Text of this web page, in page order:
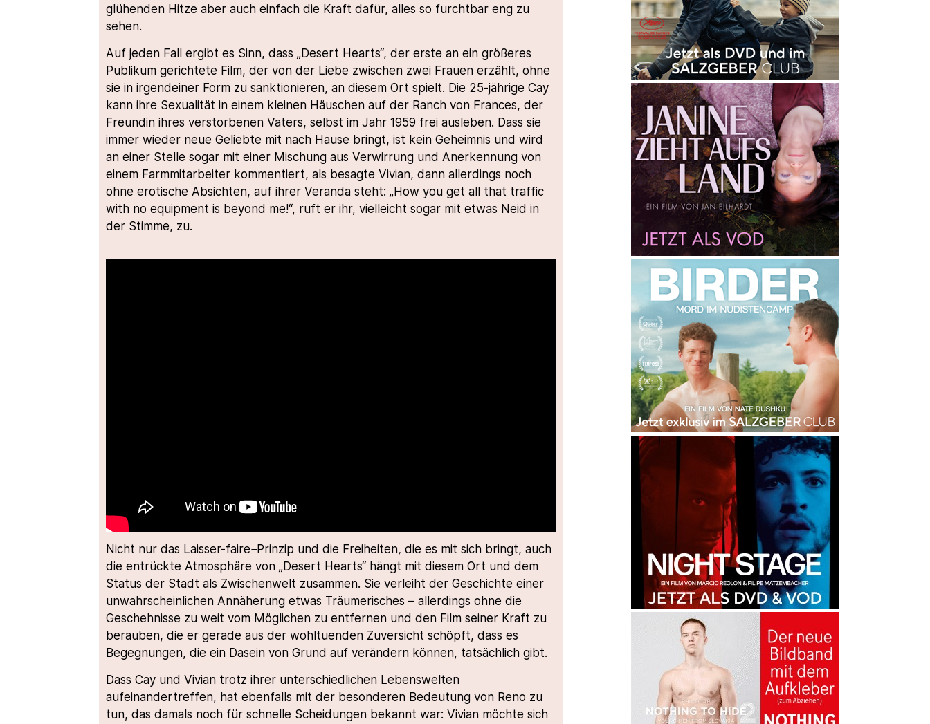
glühenden Hitze aber auch einfach die Kraft dafür, alles so furchtbar eng zu
sehen.
Auf jeden Fall ergibt es Sinn, dass „Desert Hearts“, der erste an ein größeres
Publikum gerichtete Film, der von der Liebe zwischen zwei Frauen erzählt, ohne
sie in irgendeiner Form zu sanktionieren, an diesem Ort spielt. Die 25-jährige Cay
kann ihre Sexualität in einem kleinen Häuschen auf der Ranch von Frances, der
Freundin ihres verstorbenen Vaters, selbst im Jahr 1959 frei ausleben. Dass sie
immer wieder neue Geliebte mit nach Hause bringt, ist kein Geheimnis und wird
an einer Stelle sogar mit einer Mischung aus Verwirrung und Anerkennung von
einem Farmmitarbeiter kommentiert, als besagte Vivian, dann allerdings noch
ohne erotische Absichten, auf ihrer Veranda steht: „How you get all that traffic
with no equipment is beyond me!“, ruft er ihr, vielleicht sogar mit etwas Neid in
der Stimme, zu.
Nicht nur das Lais­ser-faire–Prinzip und die Freiheiten, die es mit sich bringt, auch
die entrückte Atmosphäre von „Desert Hearts“ hängt mit diesem Ort und dem
Status der Stadt als Zwischenwelt zusammen. Sie verleiht der Geschichte einer
unwahrscheinlichen Annäherung etwas Träumerisches – allerdings ohne die
Geschehnisse zu weit vom Möglichen zu entfernen und den Film seiner Kraft zu
berauben, die er gerade aus der wohltuenden Zuversicht schöpft, dass es
Begegnungen, die ein Dasein von Grund auf verändern können, tatsächlich gibt.
Dass Cay und Vivian trotz ihrer unterschiedlichen Lebenswelten
aufeinandertreffen, hat ebenfalls mit der besonderen Bedeutung von Reno zu
tun, das damals noch für schnelle Scheidungen bekannt war: Vivian möchte sich